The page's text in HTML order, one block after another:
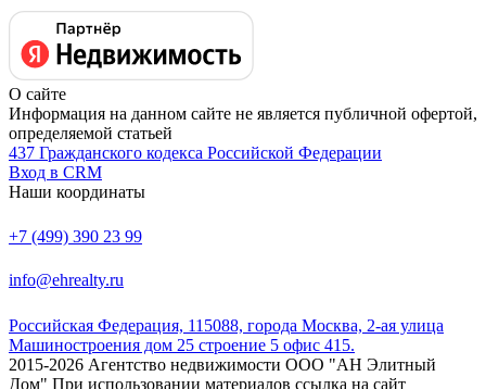
О сайте
Информация на данном сайте не является публичной офертой,
определяемой статьей
437 Гражданского кодекса Российской Федерации
Вход в CRM
Наши координаты
+7 (499) 390 23 99
info@ehrealty.ru
Российская Федерация, 115088, города Москва, 2-ая улица
Машиностроения дом 25 строение 5 офис 415.
2015-2026 Агентство недвижимости ООО "АН Элитный
Дом" При использовании материалов ссылка на сайт